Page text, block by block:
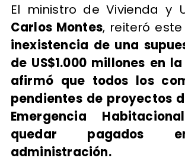
El ministro de Vivienda y
Carlos Montes, reiteró
inexistencia de una
de US$1.000 millones en
afirmó que todos los
pendientes de proyectos
Emergencia
quedar pagados
administración.